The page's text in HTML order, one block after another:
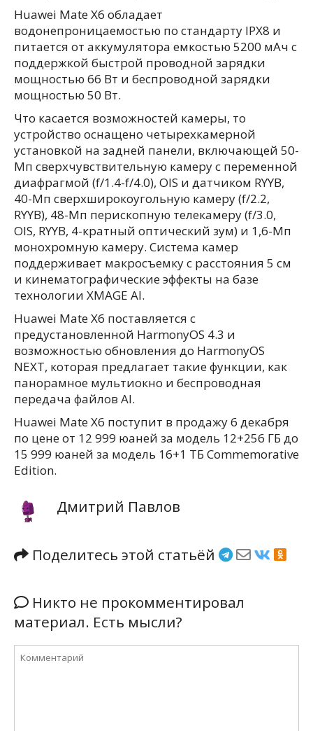
Huawei Mate X6 обладает
водонепроницаемостью по стандарту IPX8 и
питается от аккумулятора емкостью 5200 мАч с
поддержкой быстрой проводной зарядки
мощностью 66 Вт и беспроводной зарядки
мощностью 50 Вт.
Что касается возможностей камеры, то
устройство оснащено четырехкамерной
установкой на задней панели, включающей 50-
Мп сверхчувствительную камеру с переменной
диафрагмой (f/1.4-f/4.0), OIS и датчиком RYYB,
40-Мп сверхширокоугольную камеру (f/2.2,
RYYB), 48-Мп перископную телекамеру (f/3.0,
OIS, RYYB, 4-кратный оптический зум) и 1,6-Мп
монохромную камеру. Система камер
поддерживает макросъемку с расстояния 5 см
и кинематографические эффекты на базе
технологии XMAGE AI.
Huawei Mate X6 поставляется с
предустановленной HarmonyOS 4.3 и
возможностью обновления до HarmonyOS
NEXT, которая предлагает такие функции, как
панорамное мультиокно и беспроводная
передача файлов AI.
Huawei Mate X6 поступит в продажу 6 декабря
по цене от 12 999 юаней за модель 12+256 ГБ до
15 999 юаней за модель 16+1 ТБ Commemorative
Edition.
Дмитрий Павлов
Поделитесь этой статьёй
Никто не прокомментировал
материал. Есть мысли?